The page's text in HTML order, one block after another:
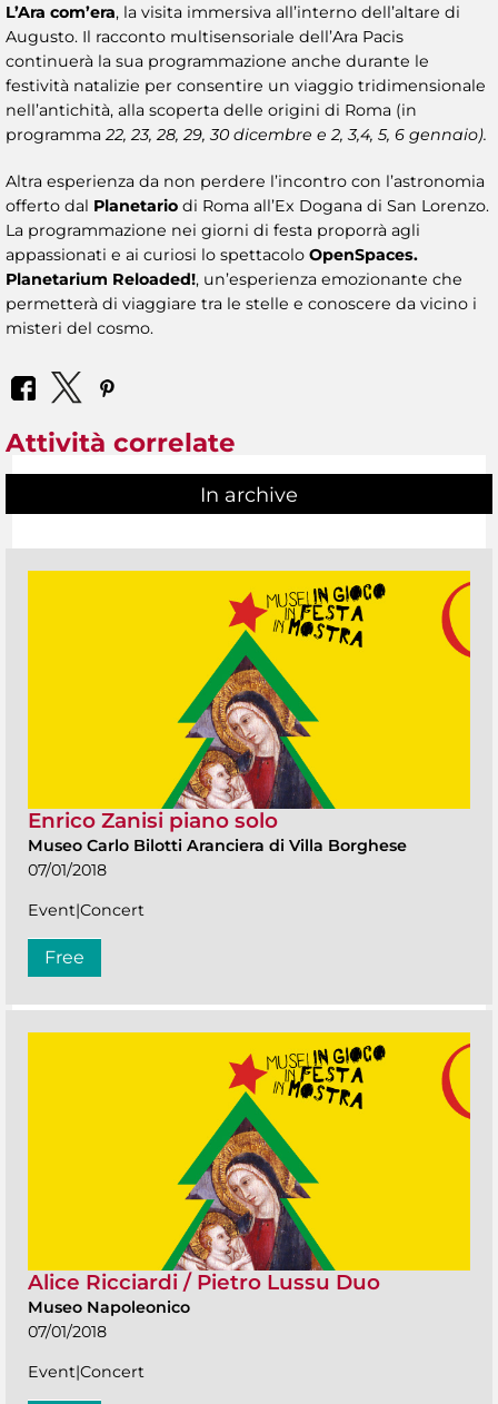
L’Ara com’era, la visita immersiva all’interno dell’altare di
Augusto. Il racconto multisensoriale dell’Ara Pacis
continuerà la sua programmazione anche durante le
festività natalizie per consentire un viaggio tridimensionale
nell’antichità, alla scoperta delle origini di Roma (in
programma 22, 23, 28, 29, 30 dicembre e 2, 3,4, 5, 6 gennaio).
Altra esperienza da non perdere l’incontro con l’astronomia
offerto dal Planetario di Roma all’Ex Dogana di San Lorenzo.
La programmazione nei giorni di festa proporrà agli
appassionati e ai curiosi lo spettacolo OpenSpaces.
Planetarium Reloaded!, un’esperienza emozionante che
permetterà di viaggiare tra le stelle e conoscere da vicino i
misteri del cosmo.
Attività correlate
In archive
Enrico Zanisi piano solo
Museo Carlo Bilotti Aranciera di Villa Borghese
07/01/2018
Event|Concert
Free
Alice Ricciardi / Pietro Lussu Duo
Museo Napoleonico
07/01/2018
Event|Concert